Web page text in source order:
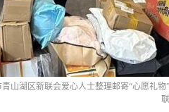
湖区新联会爱心人士整理邮寄“心愿礼物